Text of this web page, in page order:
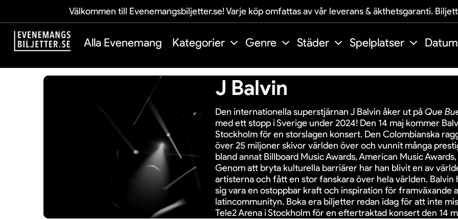
Välkommen till Evenemangsbiljetter.se! Varje köp omfattas av vår leverans & äkthetsgaranti.
Alla Evenemang Kategorier Genre Städer Spelplatser Datum
J Balvin
Den internationella superstjärnan J Balvin åker ut påQue
med ett stopp i Sverige under 2024! Den 14 maj kommer
Stockholm för en storslagen konsert. Den Colombianska
över 25 miljoner skivor världen över och vunnit många
bland annat Billboard Music Awards, American Music Awards,
Genom att bryta kulturella barriärer har han blivit en av
artisterna och fått en stor fanskara över hela världen. Balvin
sig vara en ostoppbar kraft och inspiration för framväxande
latincommunityn. Boka era biljetter redan idag för att inte
Tele2 Arena i Stockholm för en eftertraktad konsert den 14